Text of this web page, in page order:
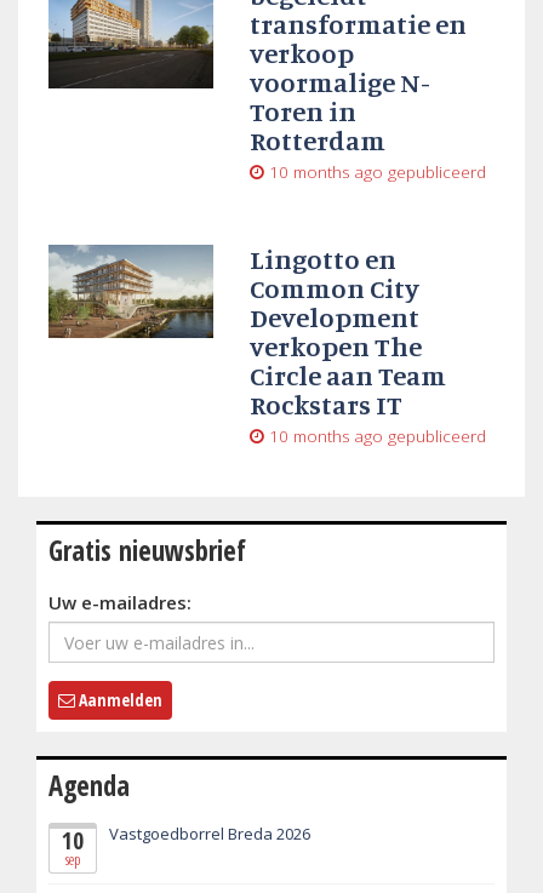
transformatie en
verkoop
voormalige N-
Toren in
Rotterdam
10 months ago gepubliceerd
Lingotto en
Common City
Development
verkopen The
Circle aan Team
Rockstars IT
10 months ago gepubliceerd
Gratis nieuwsbrief
Uw e-mailadres:
Aanmelden
Agenda
10
sep
Vastgoedborrel Breda 2026